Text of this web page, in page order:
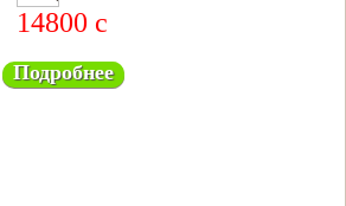
14800 c
Подробнее